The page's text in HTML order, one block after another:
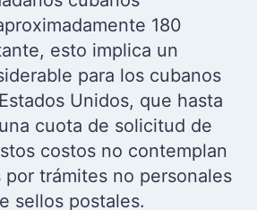
180
esto implica un
para los cubanos
Unidos, que hasta
cuota de solicitud de
costos no contemplan
por trámites no personales
sellos postales.